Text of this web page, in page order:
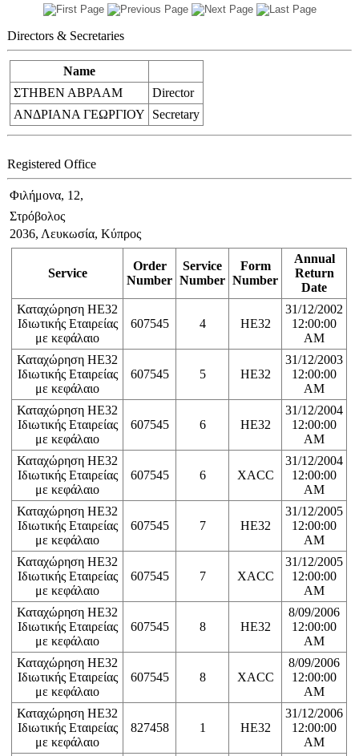
Directors & Secretaries
Name
ΣΤΗΒΕΝ ΑΒΡΑΑΜ
Director
ΑΝΔΡΙΑΝΑ ΓΕΩΡΓΙΟΥ
Secretary
Registered Office
Φιλήμονα, 12,
Στρόβολος
2036, Λευκωσία, Κύπρος
Service
Order
Number
Service
Number
Form
Number
Annual
Return
Date
Καταχώρηση ΗΕ32
Ιδιωτικής Εταιρείας
με κεφάλαιο
607545 4 HE32
31/12/2002
12:00:00
AM
Καταχώρηση ΗΕ32
Ιδιωτικής Εταιρείας
με κεφάλαιο
607545 5 HE32
31/12/2003
12:00:00
AM
Καταχώρηση ΗΕ32
Ιδιωτικής Εταιρείας
με κεφάλαιο
607545 6 HE32
31/12/2004
12:00:00
AM
Καταχώρηση ΗΕ32
Ιδιωτικής Εταιρείας
με κεφάλαιο
607545 6 XACC
31/12/2004
12:00:00
AM
Καταχώρηση ΗΕ32
Ιδιωτικής Εταιρείας
με κεφάλαιο
607545 7 HE32
31/12/2005
12:00:00
AM
Καταχώρηση ΗΕ32
Ιδιωτικής Εταιρείας
με κεφάλαιο
607545 7 XACC
31/12/2005
12:00:00
AM
Καταχώρηση ΗΕ32
Ιδιωτικής Εταιρείας
με κεφάλαιο
607545 8 HE32
8/09/2006
12:00:00
AM
Καταχώρηση ΗΕ32
Ιδιωτικής Εταιρείας
με κεφάλαιο
607545 8 XACC
8/09/2006
12:00:00
AM
Καταχώρηση ΗΕ32
Ιδιωτικής Εταιρείας
με κεφάλαιο
827458 1 HE32
31/12/2006
12:00:00
AM